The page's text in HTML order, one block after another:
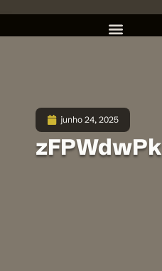
junho 24, 2025
zFPWdwPk